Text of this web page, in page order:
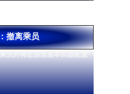
撤离乘员
员并将还原至基本武器配置